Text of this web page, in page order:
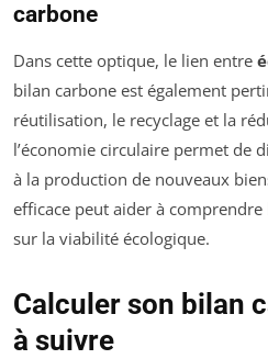
carbone
Dans cette optique, le lien entre
bilan carbone est également
réutilisation, le recyclage et la
l’économie circulaire permet de
à la production de nouveaux
efficace peut aider à comprendre
sur la viabilité écologique.
Calculer son bilan
à suivre